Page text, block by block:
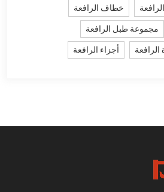
خطاف الرافعة
مجموعة طبل الرافعة
الرافعة أجزاء الرافعة